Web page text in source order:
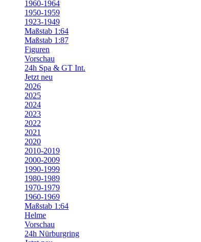
1960-1964
1950-1959
1923-1949
Maßstab 1:64
Maßstab 1:87
Figuren
Vorschau
24h Spa & GT Int.
Jetzt neu
2026
2025
2024
2023
2022
2021
2020
2010-2019
2000-2009
1990-1999
1980-1989
1970-1979
1960-1969
Maßstab 1:64
Helme
Vorschau
24h Nürburgring